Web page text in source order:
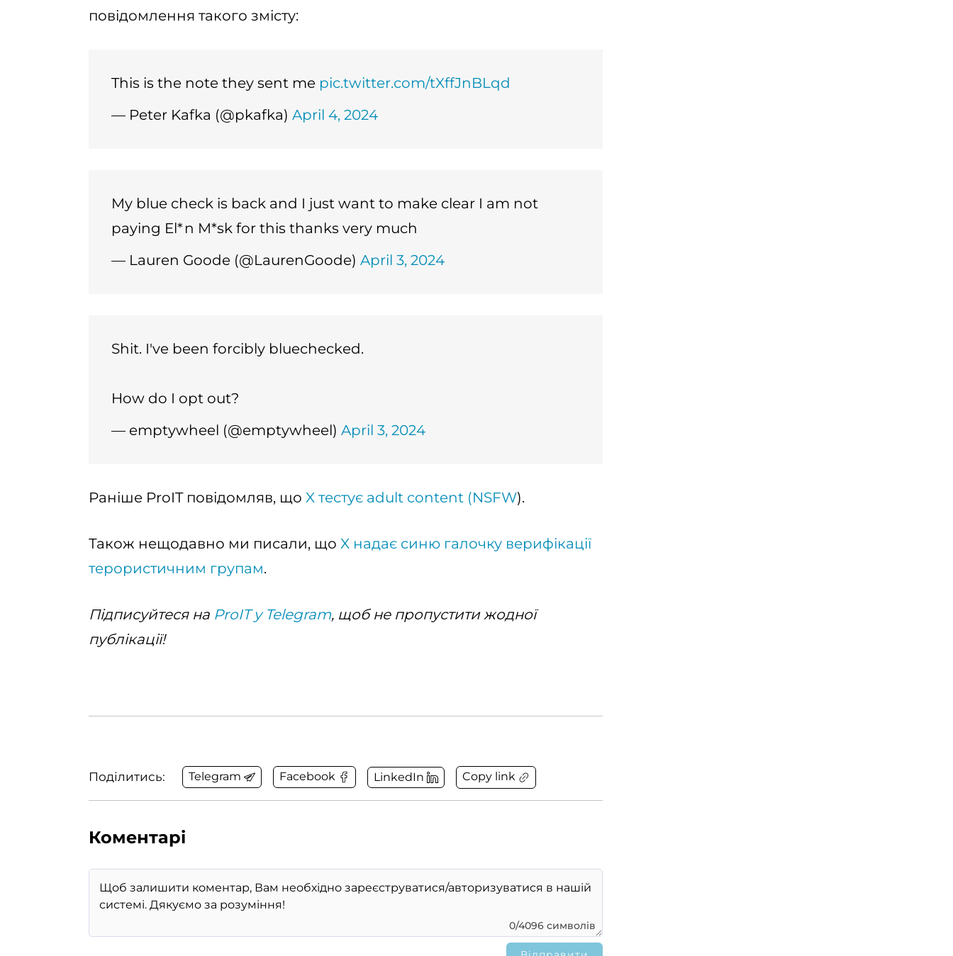
повідомлення такого змісту:
This is the note they sent me pic.twitter.com/tXffJnBLqd
— Peter Kafka (@pkafka) April 4, 2024
My blue check is back and I just want to make clear I am not
paying El*n M*sk for this thanks very much
— Lauren Goode (@LaurenGoode) April 3, 2024
Shit. I've been forcibly bluechecked.
How do I opt out?
— emptywheel (@emptywheel) April 3, 2024
Раніше ProIT повідомляв, що X тестує adult content (NSFW).
Також нещодавно ми писали, що X надає синю галочку верифікації
терористичним групам.
Підписуйтеся на ProIT у Telegram, щоб не пропустити жодної
публікації!
Поділитись: Telegram Facebook LinkedIn Copy link
Коментарі
0/4096 символів